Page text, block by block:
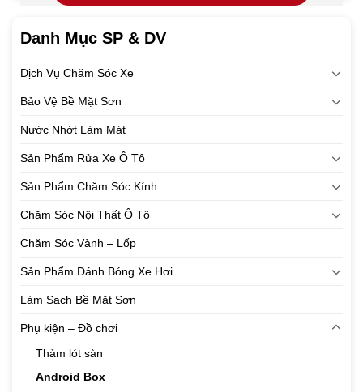
Danh Mục SP & DV
Dịch Vụ Chăm Sóc Xe
Bảo Vệ Bề Mặt Sơn
Nước Nhớt Làm Mát
Sản Phẩm Rửa Xe Ô Tô
Sản Phẩm Chăm Sóc Kính
Chăm Sóc Nội Thất Ô Tô
Chăm Sóc Vành – Lốp
Sản Phẩm Đánh Bóng Xe Hơi
Làm Sạch Bề Mặt Sơn
Phụ kiện – Đồ chơi
Thảm lót sàn
Android Box